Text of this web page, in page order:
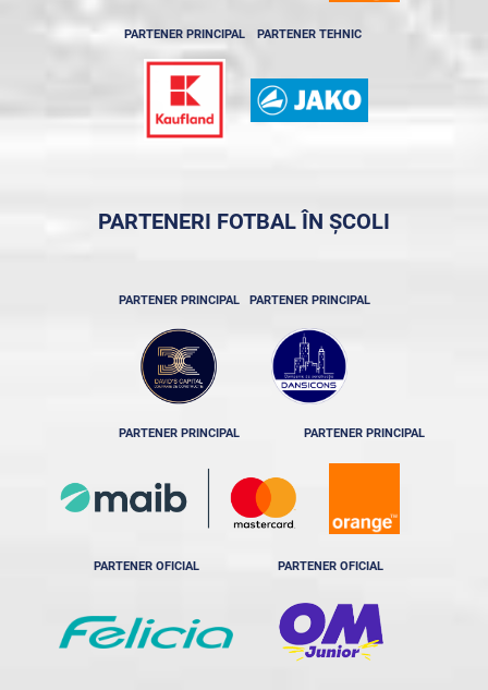
PARTENER PRINCIPAL PARTENER TEHNIC
PARTENERI FOTBAL ÎN ȘCOLI
PARTENER PRINCIPAL PARTENER PRINCIPAL
PARTENER PRINCIPAL PARTENER PRINCIPAL
PARTENER OFICIAL PARTENER OFICIAL